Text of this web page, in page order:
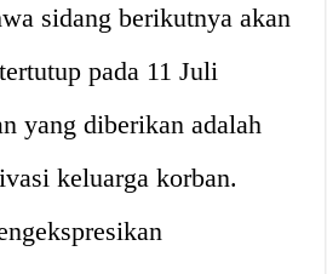
sidang berikutnya akan
pada 11 Juli
yang diberikan adalah
keluarga korban.